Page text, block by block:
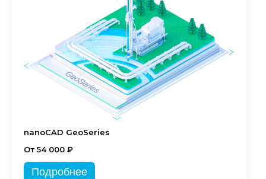
nanoCAD GeoSeries
От 54 000 ₽
Подробнее